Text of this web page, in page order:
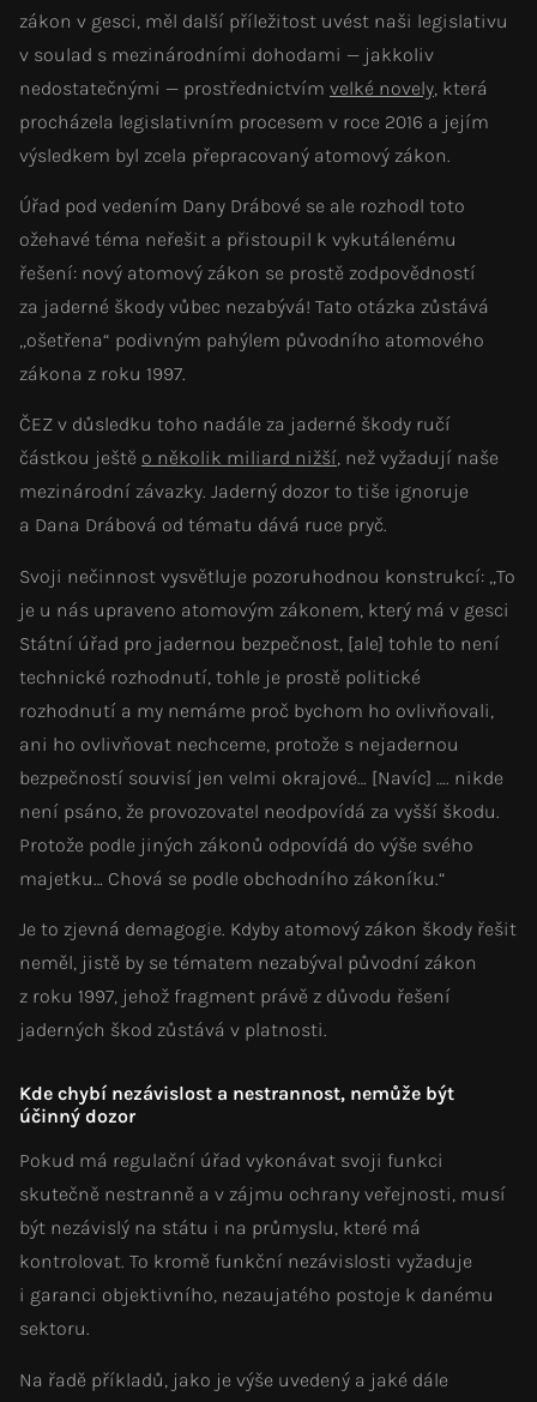
zákon v gesci, měl další příležitost uvést naši legislativu
v soulad s mezinárodními dohodami — jakkoliv
nedostatečnými — prostřednictvím velké novely , která
procházela legislativním procesem v roce 2016 a jejím
výsledkem byl zcela přepracovaný atomový zákon.
Úřad pod vedením Dany Drábové se ale rozhodl toto
ožehavé téma neřešit a přistoupil k vykutálenému
řešení: nový atomový zákon se prostě zodpovědností
za jaderné škody vůbec nezabývá! Tato otázka zůstává
„ošetřena“ podivným pahýlem původního atomového
zákona z roku 1997.
ČEZ v důsledku toho nadále za jaderné škody ručí
částkou ještě o několik miliard nižší, než vyžadují naše
mezinárodní závazky. Jaderný dozor to tiše ignoruje
a Dana Drábová od tématu dává ruce pryč.
Svoji nečinnost vysvětluje pozoruhodnou konstrukcí: „To
je u nás upraveno atomovým zákonem, který má v gesci
Státní úřad pro jadernou bezpečnost, [ale] tohle to není
technické rozhodnutí, tohle je prostě politické
rozhodnutí a my nemáme proč bychom ho ovlivňovali,
ani ho ovlivňovat nechceme, protože s nejadernou
bezpečností souvisí jen velmi okrajové… [Navíc] …. nikde
není psáno, že provozovatel neodpovídá za vyšší škodu.
Protože podle jiných zákonů odpovídá do výše svého
majetku… Chová se podle obchodního zákoníku.“
Je to zjevná demagogie. Kdyby atomový zákon škody řešit
neměl, jistě by se tématem nezabýval původní zákon
z roku 1997, jehož fragment právě z důvodu řešení
jaderných škod zůstává v platnosti.
Kde chybí nezávislost a nestrannost, nemůže být
účinný dozor
Pokud má regulační úřad vykonávat svoji funkci
skutečně nestranně a v zájmu ochrany veřejnosti, musí
být nezávislý na státu i na průmyslu, které má
kontrolovat. To kromě funkční nezávislosti vyžaduje
i garanci objektivního, nezaujatého postoje k danému
sektoru.
Na řadě příkladů, jako je výše uvedený a jaké dále